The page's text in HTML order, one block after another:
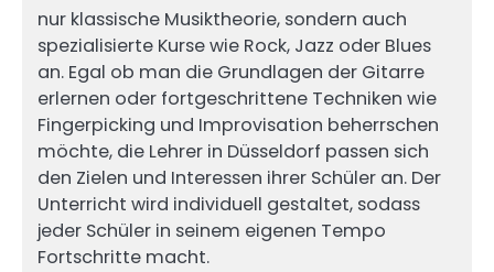
nur klassische Musiktheorie, sondern auch
spezialisierte Kurse wie Rock, Jazz oder Blues
an. Egal ob man die Grundlagen der Gitarre
erlernen oder fortgeschrittene Techniken wie
Fingerpicking und Improvisation beherrschen
möchte, die Lehrer in Düsseldorf passen sich
den Zielen und Interessen ihrer Schüler an. Der
Unterricht wird individuell gestaltet, sodass
jeder Schüler in seinem eigenen Tempo
Fortschritte macht.